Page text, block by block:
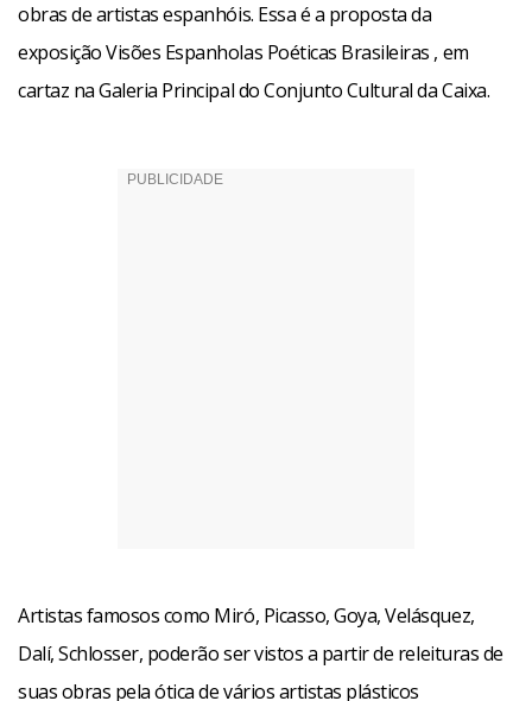
obras de artistas espanhóis. Essa é a proposta da
exposição Visões Espanholas Poéticas Brasileiras , em
cartaz na Galeria Principal do Conjunto Cultural da Caixa.
Artistas famosos como Miró, Picasso, Goya, Velásquez,
Dalí, Schlosser, poderão ser vistos a partir de releituras de
suas obras pela ótica de vários artistas plásticos